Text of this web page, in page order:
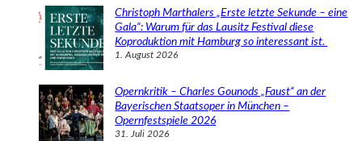
Christoph Marthalers „Erste letzte Sekunde – eine
Gala“: Warum für das Lausitz Festival diese
Koproduktion mit Hamburg so interessant ist.
1. August 2026
Opernkritik – Charles Gounods „Faust“ an der
Bayerischen Staatsoper in München –
Opernfestspiele 2026
31. Juli 2026